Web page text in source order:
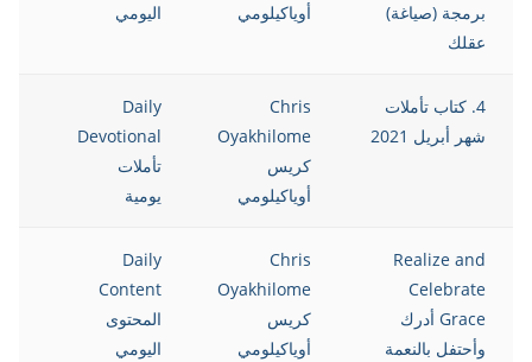
برمجة (صياغة)
عقلك
أوياكيلومي
اليومي
4. كتاب تأملات
شهر أبريل 2021
Chris
Oyakhilome
كريس
أوياكيلومي
Daily
Devotional
تأملات
يومية
Realize and
Celebrate
Grace أدرك
وأحتفل بالنعمة
Chris
Oyakhilome
كريس
أوياكيلومي
Daily
Content
المحتوى
اليومي